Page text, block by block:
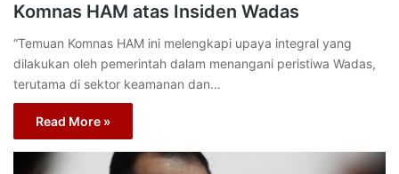
Komnas HAM atas Insiden Wadas
“Temuan Komnas HAM ini melengkapi upaya integral yang
dilakukan oleh pemerintah dalam menangani peristiwa Wadas,
terutama di sektor keamanan dan…
Read More »